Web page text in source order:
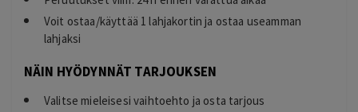
Voit ostaa/käyttää 1 lahjakortin ja ostaa useamman
lahjaksi
NÄIN HYÖDYNNÄT TARJOUKSEN
Valitse mieleisesi vaihtoehto ja osta tarjous